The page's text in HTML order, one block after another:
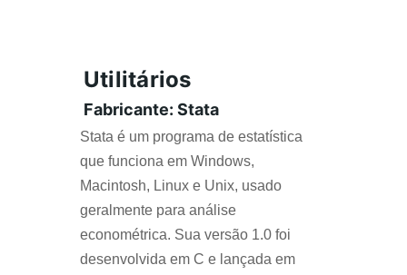
Stata é um programa de estatística
que funciona em Windows,
Macintosh, Linux e Unix, usado
geralmente para análise
econométrica. Sua versão 1.0 foi
desenvolvida em C e lançada em
Utilitários
Fabricante: Stata